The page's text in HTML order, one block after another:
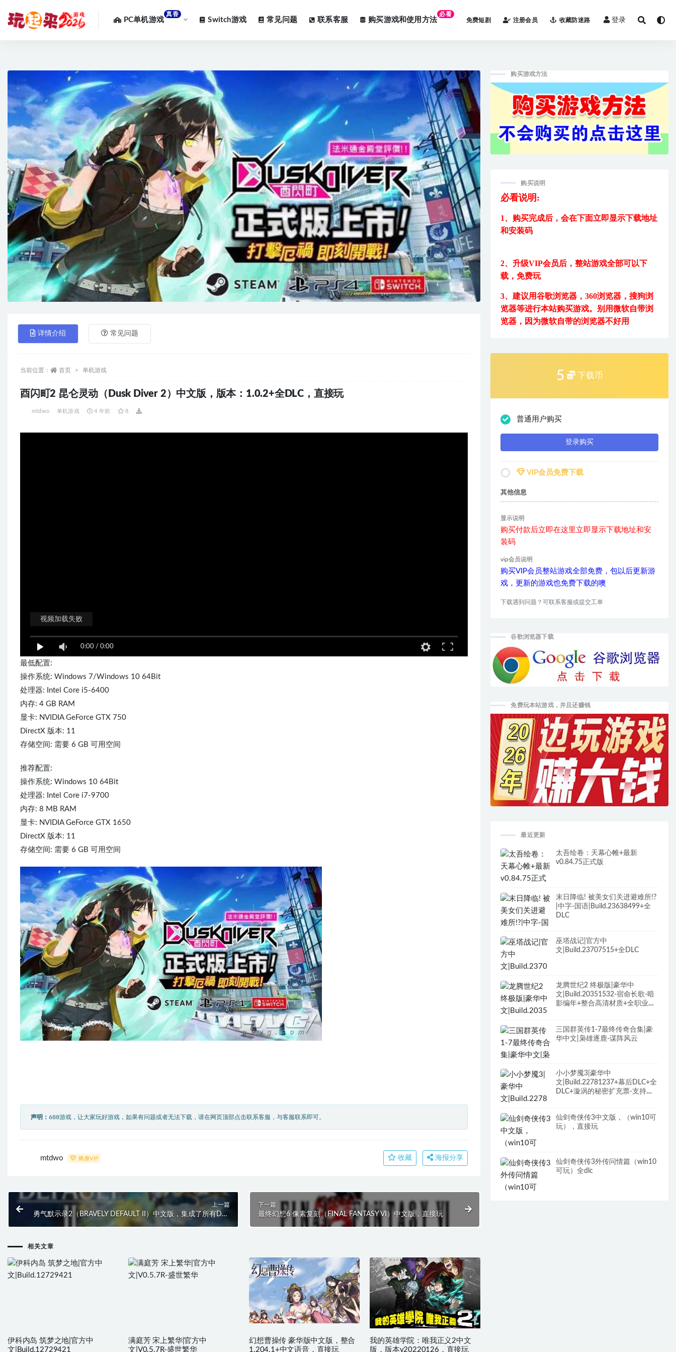
PC单机游戏
真香
Switch游戏 常见问题 联系客服 购买游戏和使用方法
必看
免费短剧
注册会员 收藏防迷路 登录
详情介绍 常见问题
当前位置： 首页 单机游戏
酉闪町2 昆仑灵动（Dusk Diver 2）中文版，版本：1.0.2+全DLC，直接玩
mtdwo 单机游戏 4 年前 8
0:00 / 0:00
视频加载失败
最低配置:
操作系统: Windows 7/Windows 10 64Bit
处理器: Intel Core i5-6400
内存: 4 GB RAM
显卡: NVIDIA GeForce GTX 750
DirectX 版本: 11
存储空间: 需要 6 GB 可用空间
推荐配置:
操作系统: Windows 10 64Bit
处理器: Intel Core i7-9700
内存: 8 MB RAM
显卡: NVIDIA GeForce GTX 1650
DirectX 版本: 11
存储空间: 需要 6 GB 可用空间
声明： 688游戏，让大家玩好游戏，如果有问题或者无法下载，请在网页顶部点击联系客服，与客服联系即可。
mtdwo 终身VIP 收藏 海报分享
上一篇
勇气默示录2（BRAVELY DEFAULT II）中文版，集成了所有DLC
直接玩
下一篇
最终幻想6 像素复刻（FINAL FANTASY VI）中文版，直接玩
相关文章
伊科内岛 筑梦之地|官方中
文|Build.12729421
满庭芳 宋上繁华|官方中
文|V0.5.7R-盛世繁华
幻想曹操传 豪华版中文版，整合
1.204.1+中文语音，直接玩
我的英雄学院：唯我正义2中文
版，版本v20220126，直接玩
购买游戏方法
购买说明
必看说明:
1、购买完成后，会在下面立即显示下载地址
和安装码
2、升级VIP会员后，整站游戏全部可以下
载，免费玩
3、建议用谷歌浏览器，360浏览器，搜狗浏
览器等进行本站购买游戏。别用微软自带浏
览器，因为微软自带的浏览器不好用
5 下载币
普通用户购买
登录购买
VIP会员免费下载
其他信息
显示说明
购买付款后立即在这里立即显示下载地址和安
装码
vip会员说明
购买VIP会员整站游戏全部免费，包以后更新游
戏，更新的游戏也免费下载的噢
下载遇到问题？可联系客服或提交工单
谷歌浏览器下载
免费玩本站游戏，并且还赚钱
最近更新
太吾绘卷：天幕心帷+最新
v0.84.75正式版
末日降临! 被美女们关进避难所!?
|中字-国语|Build.23638499+全
DLC
巫塔战记|官方中
文|Build.23707515+全DLC
龙腾世纪2 终极版|豪华中
文|Build.20351532-宿命长歌-暗
影编年+整合高清材质+全职业最
三国群英传1-7最终传奇合集|豪
华中文|枭雄逐鹿-谋阵风云
小小梦魇3|豪华中
文|Build.22781237+幕后DLC+全
DLC+漩涡的秘密扩充票-支持手
仙剑奇侠传3中文版，（win10可
玩），直接玩
仙剑奇侠传3外传问情篇（win10
可玩）全dlc